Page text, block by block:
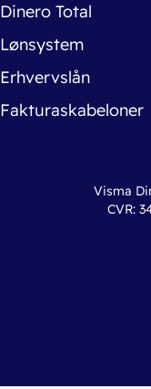
Dinero Total
Lønsystem
Erhvervslån
Fakturaskabeloner
Visma
CVR: